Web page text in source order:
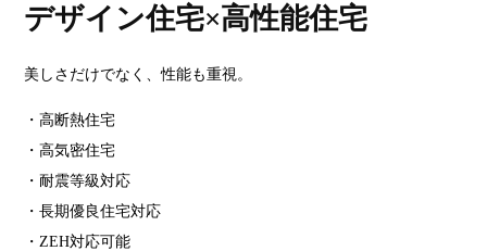
デザイン住宅×高性能住宅
美しさだけでなく、性能も重視。
・高断熱住宅
・高気密住宅
・耐震等級対応
・長期優良住宅対応
・ZEH対応可能